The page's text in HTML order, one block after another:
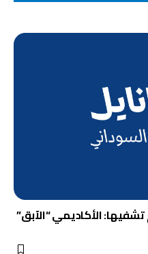
الأكاديمي “الآبق”